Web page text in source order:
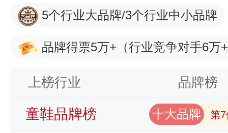
5个行业大品牌/3个行业中小品牌
品牌得票5万+ （行业竞争对手6万
上榜行业 品牌榜
童鞋品牌榜 十大品牌 第7